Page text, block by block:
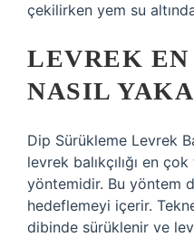
çekilirken yem su
LEVREK
NASIL
Dip Sürükleme Levrek
levrek balıkçılığı en
yöntemidir. Bu yöntem
hedeflemeyi içerir.
dibinde sürüklenir ve